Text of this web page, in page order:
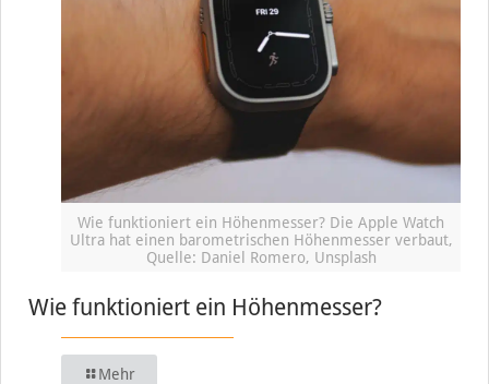
Wie funktioniert ein Höhenmesser? Die Apple Watch
Ultra hat einen barometrischen Höhenmesser verbaut,
Quelle: Daniel Romero, Unsplash
Wie funktioniert ein Höhenmesser?
Mehr